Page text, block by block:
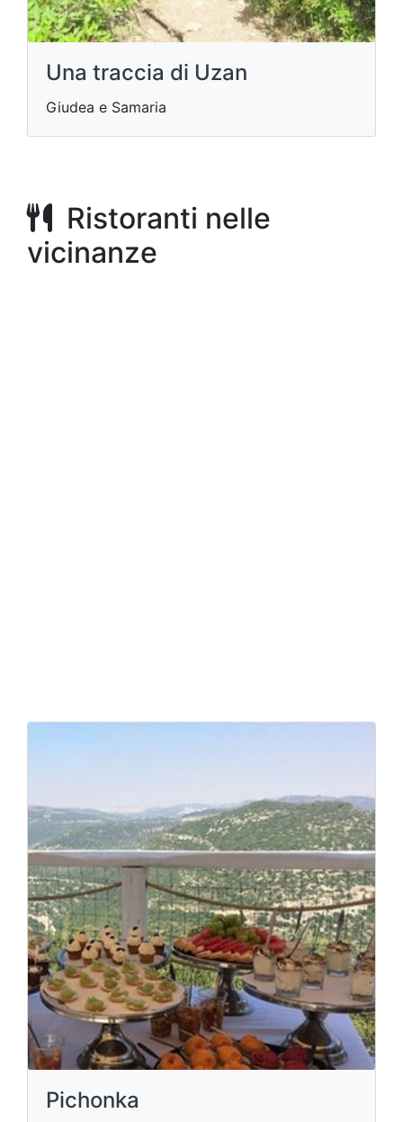
Una traccia di Uzan
Giudea e Samaria
Ristoranti nelle
vicinanze
Pichonka